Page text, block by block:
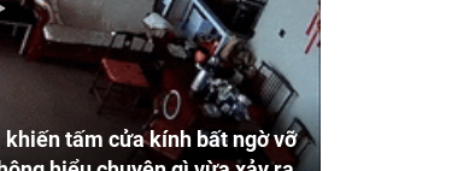
tấm cửa kính bất ngờ vỡ